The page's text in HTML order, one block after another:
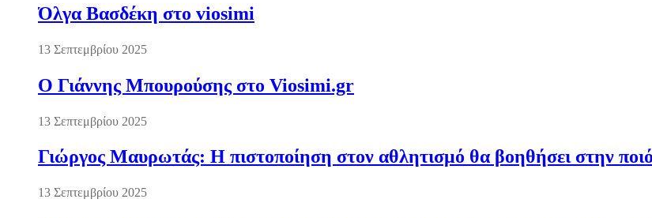
Όλγα Βασδέκη στο viosimi
13 Σεπτεμβρίου 2025
Ο Γιάννης Μπουρούσης στο Viosimi.gr
13 Σεπτεμβρίου 2025
Γιώργος Μαυρωτάς: Η πιστοποίηση στον αθλητισμό θα βοηθήσει στην
13 Σεπτεμβρίου 2025